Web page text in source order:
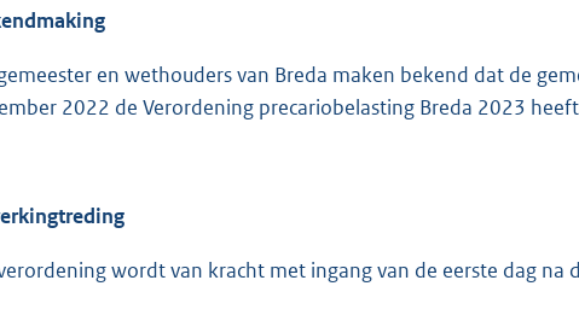
o
o
5
en wethouders van Breda maken bekend dat de
2022 de Verordening precariobelasting Breda 2023
wordt van kracht met ingang van de eerste dag na